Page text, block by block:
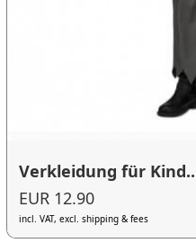
Verkleidung für
EUR 12.90
incl. VAT, excl. shipping & fees